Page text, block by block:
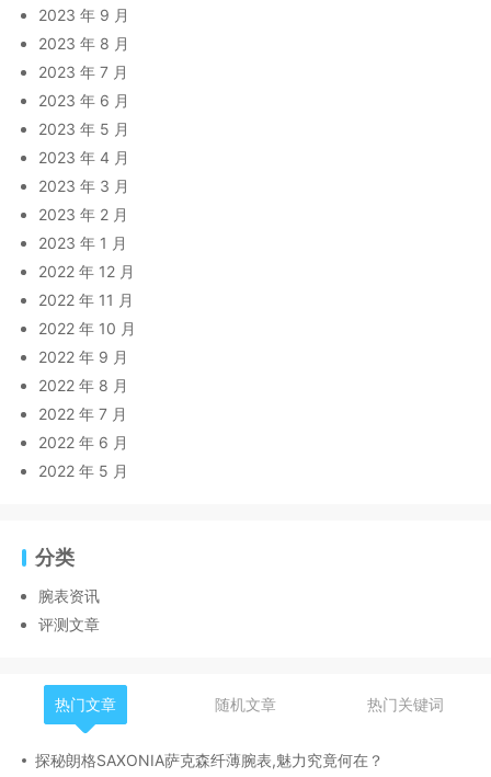
2023 年 9 月
2023 年 8 月
2023 年 7 月
2023 年 6 月
2023 年 5 月
2023 年 4 月
2023 年 3 月
2023 年 2 月
2023 年 1 月
2022 年 12 月
2022 年 11 月
2022 年 10 月
2022 年 9 月
2022 年 8 月
2022 年 7 月
2022 年 6 月
2022 年 5 月
分类
腕表资讯
评测文章
热门文章 随机文章 热门关键词
探秘朗格SAXONIA萨克森纤薄腕表,魅力究竟何在？